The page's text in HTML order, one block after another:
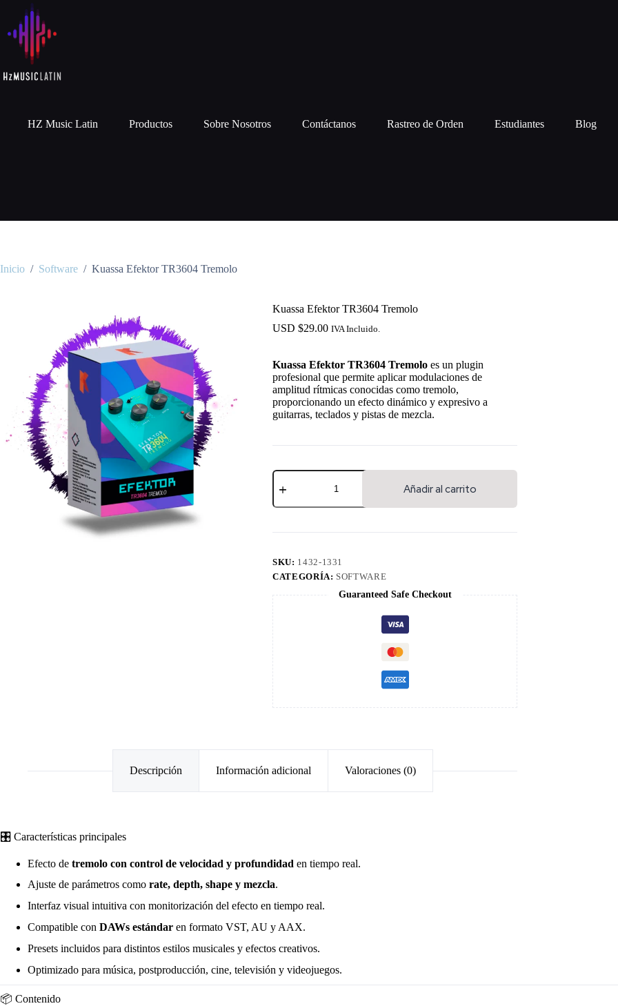
HZ Music Latin Productos Sobre Nosotros Contáctanos Rastreo de Orden Estudiantes Blog
Inicio / Software / Kuassa Efektor TR3604 Tremolo
Kuassa Efektor TR3604 Tremolo
USD $29.00 IVA Incluido.
Kuassa Efektor TR3604 Tremolo es un plugin
profesional que permite aplicar modulaciones de
amplitud rítmicas conocidas como tremolo,
proporcionando un efecto dinámico y expresivo a
guitarras, teclados y pistas de mezcla.
Añadir al carrito
SKU: 1432-1331
CATEGORÍA: SOFTWARE
Guaranteed Safe Checkout
Descripción Información adicional Valoraciones (0)
🎛️ Características principales
Efecto de tremolo con control de velocidad y profundidad en tiempo real.
Ajuste de parámetros como rate, depth, shape y mezcla.
Interfaz visual intuitiva con monitorización del efecto en tiempo real.
Compatible con DAWs estándar en formato VST, AU y AAX.
Presets incluidos para distintos estilos musicales y efectos creativos.
Optimizado para música, postproducción, cine, televisión y videojuegos.
📦 Contenido